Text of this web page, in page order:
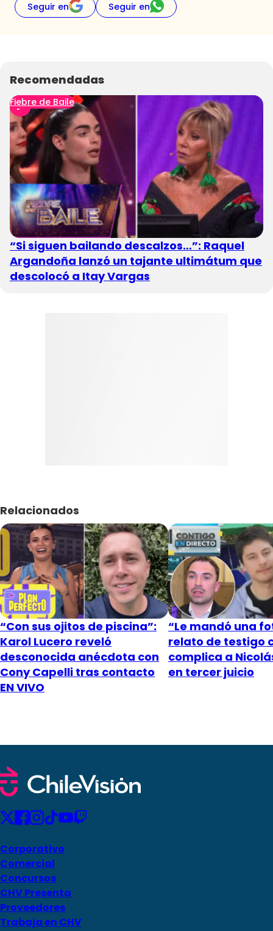
Seguir en Seguir en
Recomendadas
Fiebre de Baile
“Si siguen bailando descalzos…”: Raquel
Argandoña lanzó un tajante ultimátum que
descolocó a Itay Vargas
Relacionados
“Con sus ojitos de piscina”:
Karol Lucero reveló
desconocida anécdota con
Cony Capelli tras contacto
EN VIVO
“Le mandó una
relato de testigo
complica a
en tercer juicio
Corporativo
Comercial
Concursos
CHV Presenta
Proveedores
Trabaja en CHV